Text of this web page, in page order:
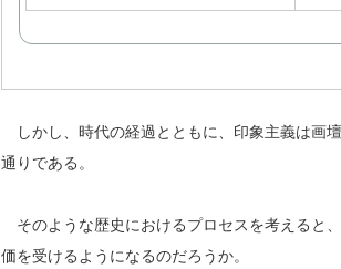
しかし、時代の経過とともに、印象主義は画
通りである。
そのような歴史におけるプロセスを考えると
価を受けるようになるのだろうか。